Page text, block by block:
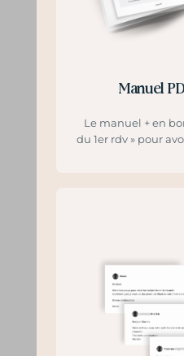
Manuel
Le manuel + en
du 1er rdv » pour